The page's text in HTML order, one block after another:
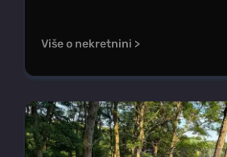
Više o nekretnini >